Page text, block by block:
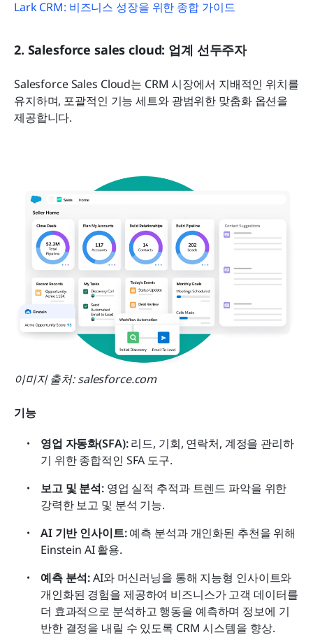
Lark CRM: 비즈니스 성장을 위한 종합 가이드
2. Salesforce sales cloud: 업계 선두주자
Salesforce Sales Cloud는 CRM 시장에서 지배적인 위치를
유지하며, 포괄적인 기능 세트와 광범위한 맞춤화 옵션을
제공합니다.
이미지 출처: salesforce.com
기능
영업 자동화(SFA): 리드, 기회, 연락처, 계정을 관리하
기 위한 종합적인 SFA 도구.
보고 및 분석: 영업 실적 추적과 트렌드 파악을 위한
강력한 보고 및 분석 기능.
AI 기반 인사이트: 예측 분석과 개인화된 추천을 위해
Einstein AI 활용.
예측 분석: AI와 머신러닝을 통해 지능형 인사이트와
개인화된 경험을 제공하여 비즈니스가 고객 데이터를
더 효과적으로 분석하고 행동을 예측하며 정보에 기
반한 결정을 내릴 수 있도록 CRM 시스템을 향상.